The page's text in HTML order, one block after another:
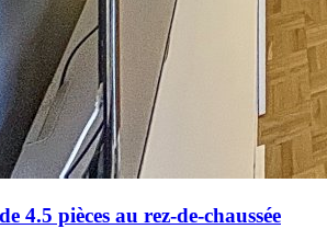
4.5 pièces au rez-de-chaussée